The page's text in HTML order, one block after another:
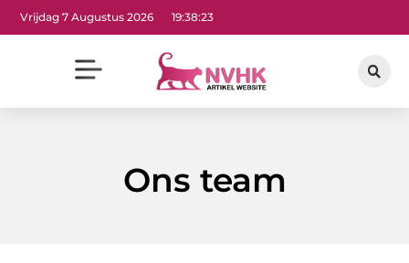
Vrijdag 7 Augustus 2026 19:38:24
Ons team